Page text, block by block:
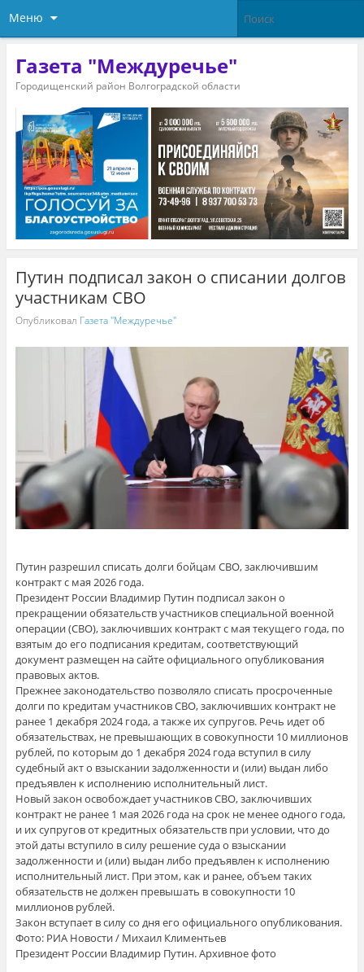
Меню
Газета "Междуречье"
Городищенский район Волгоградской области
Путин подписал закон о списании долгов
участникам СВО
Опубликовал Газета "Междуречье"
Путин разрешил списать долги бойцам СВО, заключившим
контракт с мая 2026 года.
Президент России Владимир Путин подписал закон о
прекращении обязательств участников специальной военной
операции (СВО), заключивших контракт с мая текущего года, по
взятым до его подписания кредитам, соответствующий
документ размещен на сайте официального опубликования
правовых актов.
Прежнее законодательство позволяло списать просроченные
долги по кредитам участников СВО, заключивших контракт не
ранее 1 декабря 2024 года, а также их супругов. Речь идет об
обязательствах, не превышающих в совокупности 10 миллионов
рублей, по которым до 1 декабря 2024 года вступил в силу
судебный акт о взыскании задолженности и (или) выдан либо
предъявлен к исполнению исполнительный лист.
Новый закон освобождает участников СВО, заключивших
контракт не ранее 1 мая 2026 года на срок не менее одного года,
и их супругов от кредитных обязательств при условии, что до
этой даты вступило в силу решение суда о взыскании
задолженности и (или) выдан либо предъявлен к исполнению
исполнительный лист. При этом, как и ранее, объем таких
обязательств не должен превышать в совокупности 10
миллионов рублей.
Закон вступает в силу со дня его официального опубликования.
Фото: РИА Новости / Михаил Климентьев
Президент России Владимир Путин. Архивное фото